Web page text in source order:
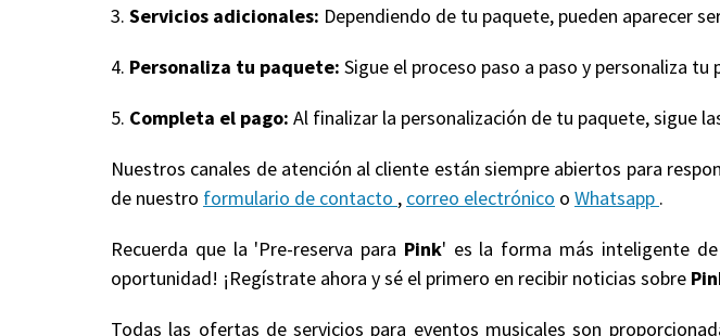
3. Servicios adicionales: Dependiendo de tu paquete, pueden aparecer
4. Personaliza tu paquete: Sigue el proceso paso a paso y personaliza
5. Completa el pago: Al finalizar la personalización de tu paquete, sigue
Nuestros canales de atención al cliente están siempre abiertos para
de nuestro formulario de contacto , correo electrónico o Whatsapp .
Recuerda que la 'Pre-reserva para Pink' es la forma más inteligente
oportunidad! ¡Regístrate ahora y sé el primero en recibir noticias sobre
Todas las ofertas de servicios para eventos musicales son